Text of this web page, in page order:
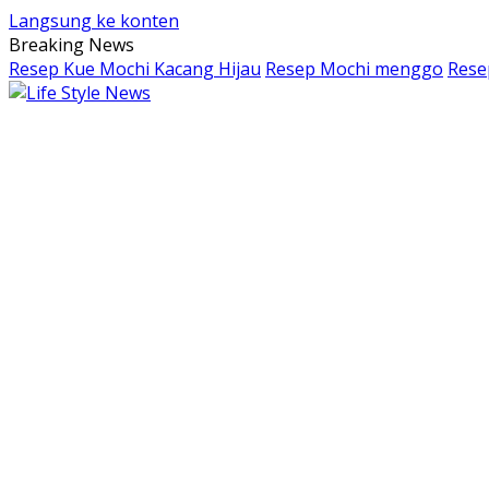
Langsung ke konten
Breaking News
Resep Kue Mochi Kacang Hijau Resep Mochi menggo